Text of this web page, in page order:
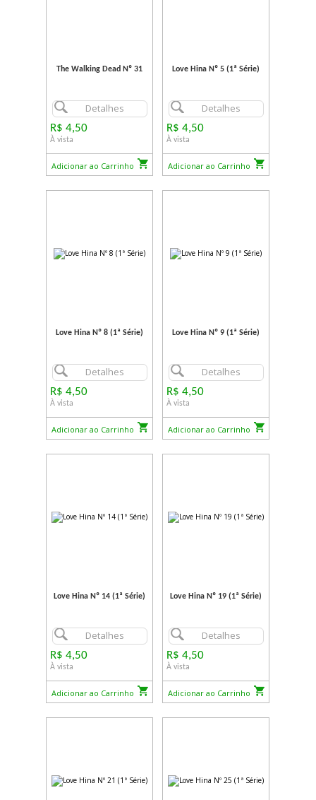
The Walking Dead Nº 31
Detalhes
R$ 4,50
À vista
Adicionar ao Carrinho
Love Hina Nº 5 (1ª Série)
Detalhes
R$ 4,50
À vista
Adicionar ao Carrinho
Love Hina Nº 8 (1ª Série)
Detalhes
R$ 4,50
À vista
Adicionar ao Carrinho
Love Hina Nº 9 (1ª Série)
Detalhes
R$ 4,50
À vista
Adicionar ao Carrinho
Love Hina Nº 14 (1ª Série)
Detalhes
R$ 4,50
À vista
Adicionar ao Carrinho
Love Hina Nº 19 (1ª Série)
Detalhes
R$ 4,50
À vista
Adicionar ao Carrinho